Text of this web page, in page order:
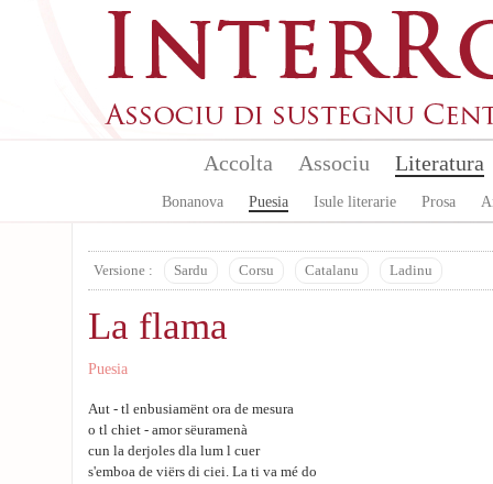
Accolta Associu Literatura
Bonanova Puesia Isule literarie Prosa
Versione : Sardu Corsu Catalanu Ladinu
La flama
Puesia
Aut - tl enbusiamënt ora de mesura
o tl chiet - amor sëuramenà
cun la derjoles dla lum l cuer
s'emboa de viërs di ciei. La ti va mé do